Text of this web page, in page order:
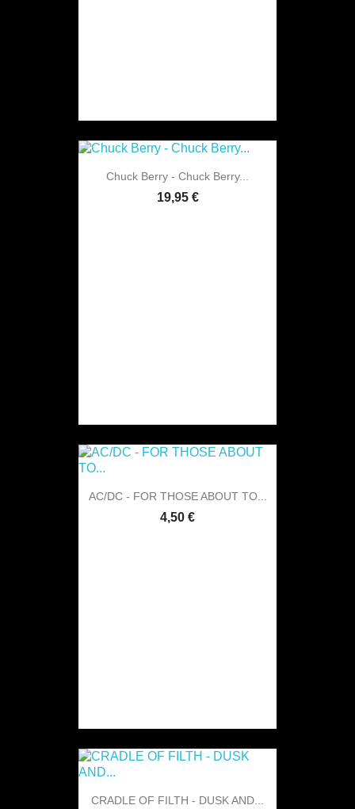
Chuck Berry - Chuck Berry...
19,95 €
AC/DC - FOR THOSE ABOUT TO...
4,50 €
CRADLE OF FILTH - DUSK AND...